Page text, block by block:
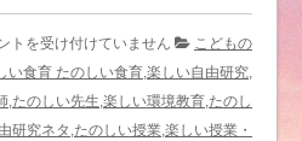
トを受け付けていません
こどもの
い食育 たのしい食育,楽しい自由研究,
,たのしい先生,楽しい環境教育,たのし
研究ネタ,たのしい授業,楽しい授業・